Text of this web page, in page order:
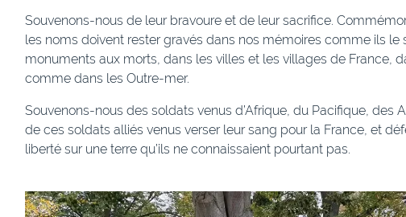
Souvenons-nous de leur bravoure et de leur sacrifice.
les noms doivent rester gravés dans nos mémoires comme ils le
monuments aux morts, dans les villes et les villages de France,
comme dans les Outre-mer.
Souvenons-nous des soldats venus d’Afrique, du Pacifique, des
de ces soldats alliés venus verser leur sang pour la France, et
liberté sur une terre qu’ils ne connaissaient pourtant pas.